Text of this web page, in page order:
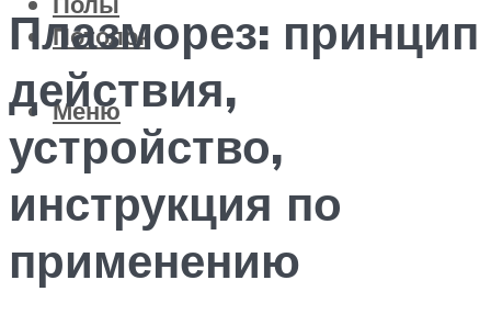
Потолок
Меню
Плазморез: принцип
действия,
устройство,
инструкция по
применению